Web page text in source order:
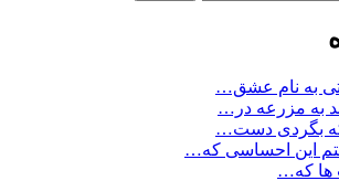
به نام عشق…
به مزرعه در…
که بگردی دست…
این احساسی که…
ها که…